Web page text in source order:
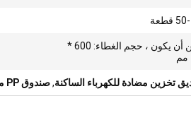
قطعة
يمكن أن يكون ، حجم الغطاء: 600 *
تخزين مضادة للكهرباء الساكنة,صندوق PP موصل